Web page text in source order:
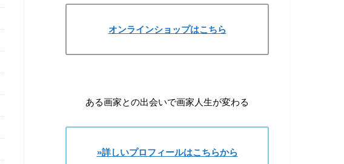
オンラインショップはこちら
ある画家との出会いで画家人生が変わる
»詳しいプロフィールはこちらから